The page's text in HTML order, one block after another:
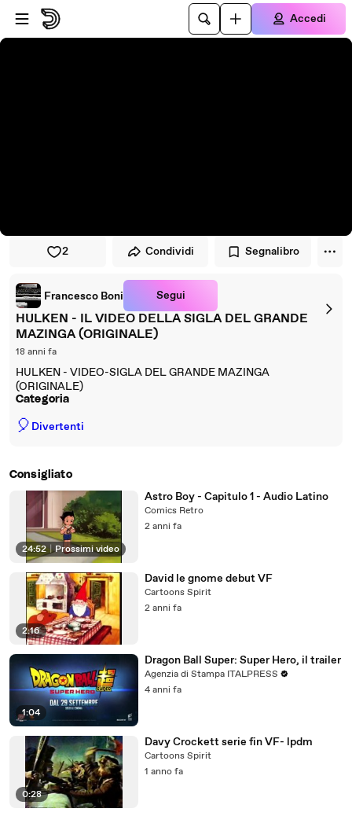
Vai al lettore
Passa al contenuto principale
Accedi
2 Condividi Segnalibro
Francesco Boni Segui
HULKEN - IL VIDEO DELLA SIGLA DEL GRANDE
MAZINGA (ORIGINALE)
18 anni fa
HULKEN - VIDEO-SIGLA DEL GRANDE MAZINGA
(ORIGINALE)
Categoria
🎈 Divertenti
Consigliato
24:52 | Prossimi video
Astro Boy - Capitulo 1 - Audio Latino
Comics Retro
2 anni fa
2:16
David le gnome debut VF
Cartoons Spirit
2 anni fa
1:04
Dragon Ball Super: Super Hero, il trailer
Agenzia di Stampa ITALPRESS
4 anni fa
0:28
Davy Crockett serie fin VF- lpdm
Cartoons Spirit
1 anno fa